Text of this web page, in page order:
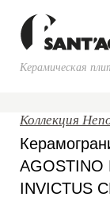
Керамическая
Коллекция
AGOSTINO
INVICTUS